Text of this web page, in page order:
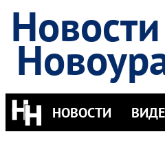
Новости
НОВОСТИ